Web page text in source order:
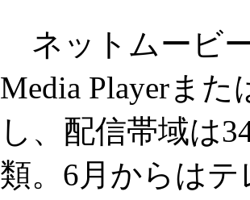
ネットムービ
Media Playerま
し、配信帯域は
類。6月からは